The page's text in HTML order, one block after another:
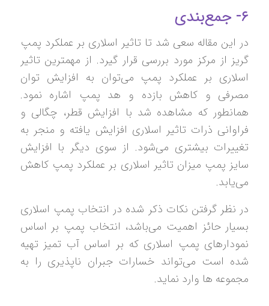
۶- جمع‌بندی
در این مقاله سعی شد تا تاثیر اسلاری بر عملکرد پمپ
گریز از مرکز مورد بررسی قرار گیرد. از مهمترین تاثیر
اسلاری بر عملکرد پمپ می‌توان به افزایش توان
مصرفی و کاهش بازده و هد پمپ اشاره نمود.
همانطور که مشاهده شد با افزایش قطر، چگالی و
فراوانی ذرات تاثیر اسلاری افزایش یافته و منجر به
تغییرات بیشتری می‌شود. از سوی دیگر با افزایش
سایز پمپ میزان تاثیر اسلاری بر عملکرد پمپ کاهش
می‌یابد.
در نظر گرفتن نکات ذکر شده در انتخاب پمپ اسلاری
بسیار حائز اهمیت می‌باشد، انتخاب پمپ بر اساس
نمودارهای پمپ اسلاری که بر اساس آب تمیز تهیه
شده است می‌تواند خسارات جبران ناپذیری را به
مجموعه ها وارد نماید.